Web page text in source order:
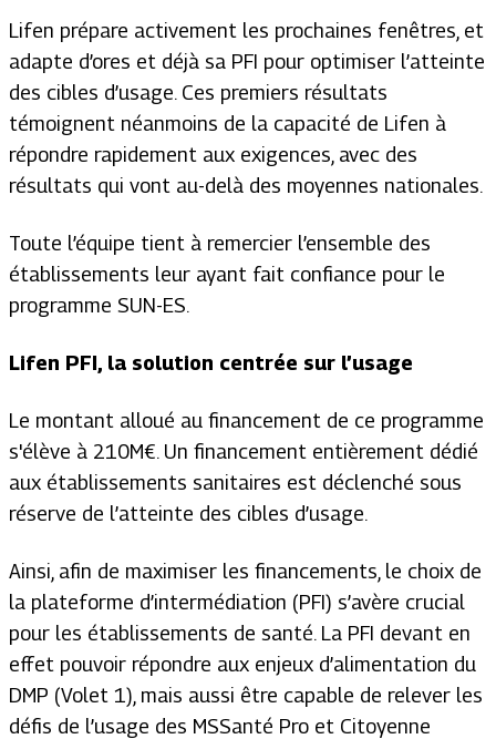
Lifen prépare activement les prochaines fenêtres, et
adapte d’ores et déjà sa PFI pour optimiser l’atteinte
des cibles d’usage. Ces premiers résultats
témoignent néanmoins de la capacité de Lifen à
répondre rapidement aux exigences, avec des
résultats qui vont au-delà des moyennes nationales.
Toute l’équipe tient à remercier l’ensemble des
établissements leur ayant fait confiance pour le
programme SUN-ES.
Lifen PFI, la solution centrée sur l’usage
Le montant alloué au financement de ce programme
s'élève à 210M€. Un financement entièrement dédié
aux établissements sanitaires est déclenché sous
réserve de l’atteinte des cibles d’usage.
Ainsi, afin de maximiser les financements, le choix de
la plateforme d’intermédiation (PFI) s’avère crucial
pour les établissements de santé. La PFI devant en
effet pouvoir répondre aux enjeux d’alimentation du
DMP (Volet 1), mais aussi être capable de relever les
défis de l’usage des MSSanté Pro et Citoyenne